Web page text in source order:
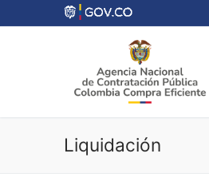
al
Liquidación